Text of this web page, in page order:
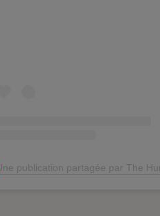
Une publication partagée par The